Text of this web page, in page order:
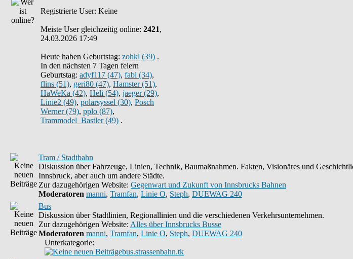
Registrierte User: Keine
Meiste User gleichzeitig online: 2421,
24.03.2026 17:49
Heute haben Geburtstag: zohkl (39) .
In den nächsten 7 Tagen feiern
Geburtstag: adyf117 (47), fabi (34),
flins (51), geri80 (47), Hamster (51),
HaWeKa (42), Heli (54), jaeger (29),
Linie2 (49), polarsyssel (30), Posch
Werner (79), pplo (87),
Trammodel_Bastler (49) .
Tram / Stadtbahn
Diskussion über Fahrzeuge, Linien, Technik, Baumaßnahmen. Fakten, Visionäres und
Innsbruck, aber auch um andere Städte.
Zur dazugehörigen Website: Gegenwart und Zukunft von Innsbrucks Bahnen
Moderatoren manni, Tramfan, Linie O, Steph, DUEWAG 240
Bus
Diskussion über Stadtlinien, Regionallinien und die verschiedenen Verkehrsunternehmen.
Zur dazugehörigen Website: Alles über Innsbrucks Busse
Moderatoren manni, Tramfan, Linie O, Steph, DUEWAG 240
Unterkategorie:
bus.strassenbahn.tk